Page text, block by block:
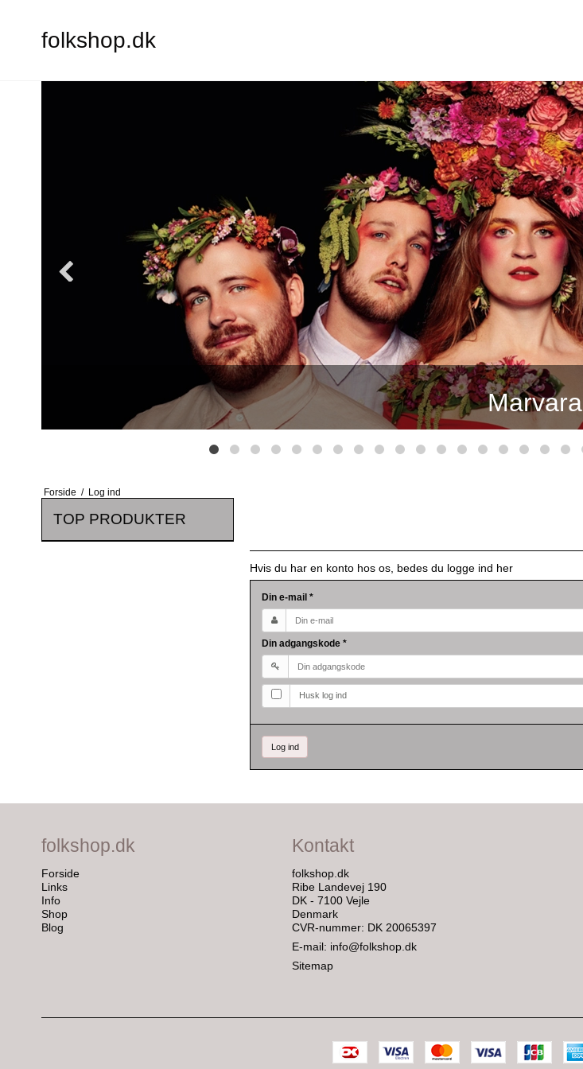
folkshop.dk
Marvara
Forside / Log ind
TOP PRODUKTER
Hvis du har en konto hos os, bedes du logge ind her
Din e-mail*
Din adgangskode*
Husk log ind
Log ind
folkshop.dk
Forside
Links
Info
Shop
Blog
Kontakt
folkshop.dk
Ribe Landevej 190
DK - 7100 Vejle
Denmark
CVR-nummer: DK 20065397
E-mail: info@folkshop.dk
Sitemap